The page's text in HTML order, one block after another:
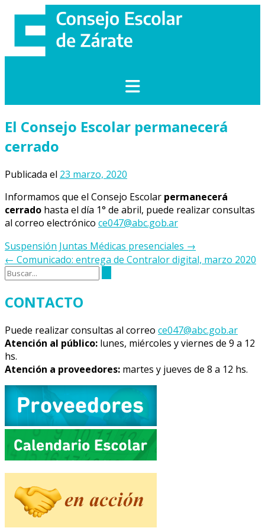
contenido
El Consejo Escolar permanecerá
cerrado
Publicada el 23 marzo, 2020
Informamos que el Consejo Escolar permanecerá
cerrado hasta el día 1° de abril, puede realizar consultas
al correo electrónico ce047@abc.gob.ar
Navegación
de
la
entrada
Suspensión Juntas Médicas presenciales →
← Comunicado: entrega de Contralor digital, marzo 2020
CONTACTO
Puede realizar consultas al correo ce047@abc.gob.ar
Atención al público: lunes, miércoles y viernes de 9 a 12
hs.
Atención a proveedores: martes y jueves de 8 a 12 hs.